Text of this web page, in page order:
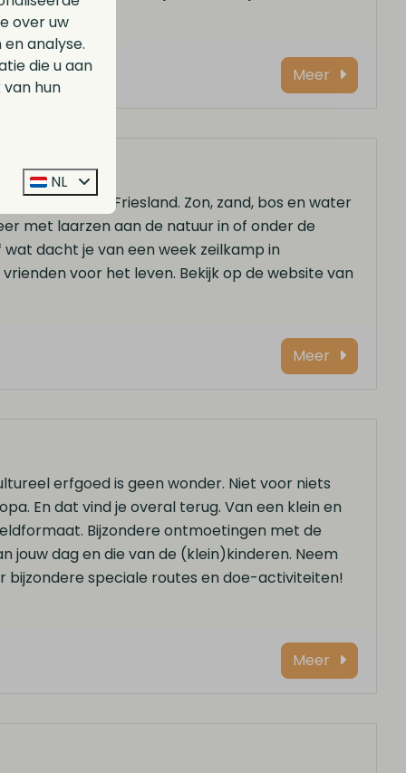
Meer
van Friesland. Zon, zand, bos en water
met laarzen aan de natuur in of onder de
dacht je van een week zeilkamp in
voor het leven. Bekijk op de website van
Meer
erfgoed is geen wonder. Niet voor niets
En dat vind je overal terug. Van een klein en
Bijzondere ontmoetingen met de
jouw dag en die van de (klein)kinderen. Neem
bijzondere speciale routes en doe-activiteiten!
Meer
over uw
analyse.
die u aan
hun
NL